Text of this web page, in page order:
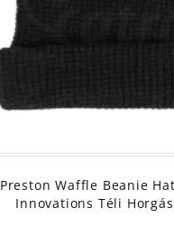
Preston Waffle Beanie
Innovations Téli